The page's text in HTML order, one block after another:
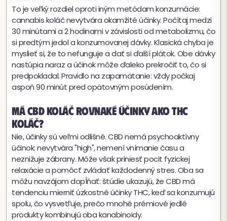
To je veľký rozdiel oproti iným metódam konzumácie:
cannabis koláč nevytvára okamžité účinky. Počítaj medzi
30 minútami a 2 hodinami v závislosti od metabolizmu, čo
si predtým jedol a konzumovanej dávky. Klasická chyba je
myslieť si, že to nefunguje a dať si ďalší plátok. Obe dávky
nastúpia naraz a účinok môže ďaleko prekročiť to, čo si
predpokladal. Pravidlo na zapamätanie: vždy počkaj
aspoň 90 minút pred opätovným posúdením.
Má CBD koláč rovnaké účinky ako THC
koláč?
Nie, účinky sú veľmi odlišné. CBD nemá psychoaktívny
účinok: nevytvára "high", nemení vnímanie času a
neznižuje zábrany. Môže však priniesť pocit fyzickej
relaxácie a pomôcť zvládať každodenný stres. Oba sa
môžu navzájom dopĺňať: štúdie ukazujú, že CBD má
tendenciu mierniť úzkostné účinky THC, keď sa konzumujú
spolu, čo vysvetľuje, prečo mnohé prémiové jedlé
produkty kombinujú oba kanabinoidy.